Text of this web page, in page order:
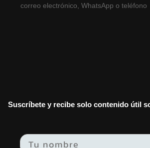
correo electrónico, WhatsApp o teléfono
Suscríbete y recibe solo contenido útil
Email